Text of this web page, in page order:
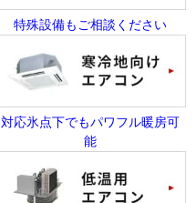
特殊設備もご相談ください
対応氷点下でもパワフル暖房可
能